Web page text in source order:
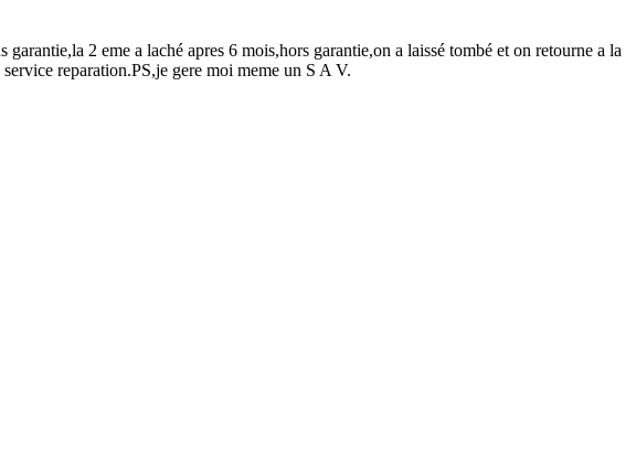
2 eme a laché apres 6 mois,hors garantie,on a laissé tombé et on retourne a la
reparation.PS,je gere moi meme un S A V.